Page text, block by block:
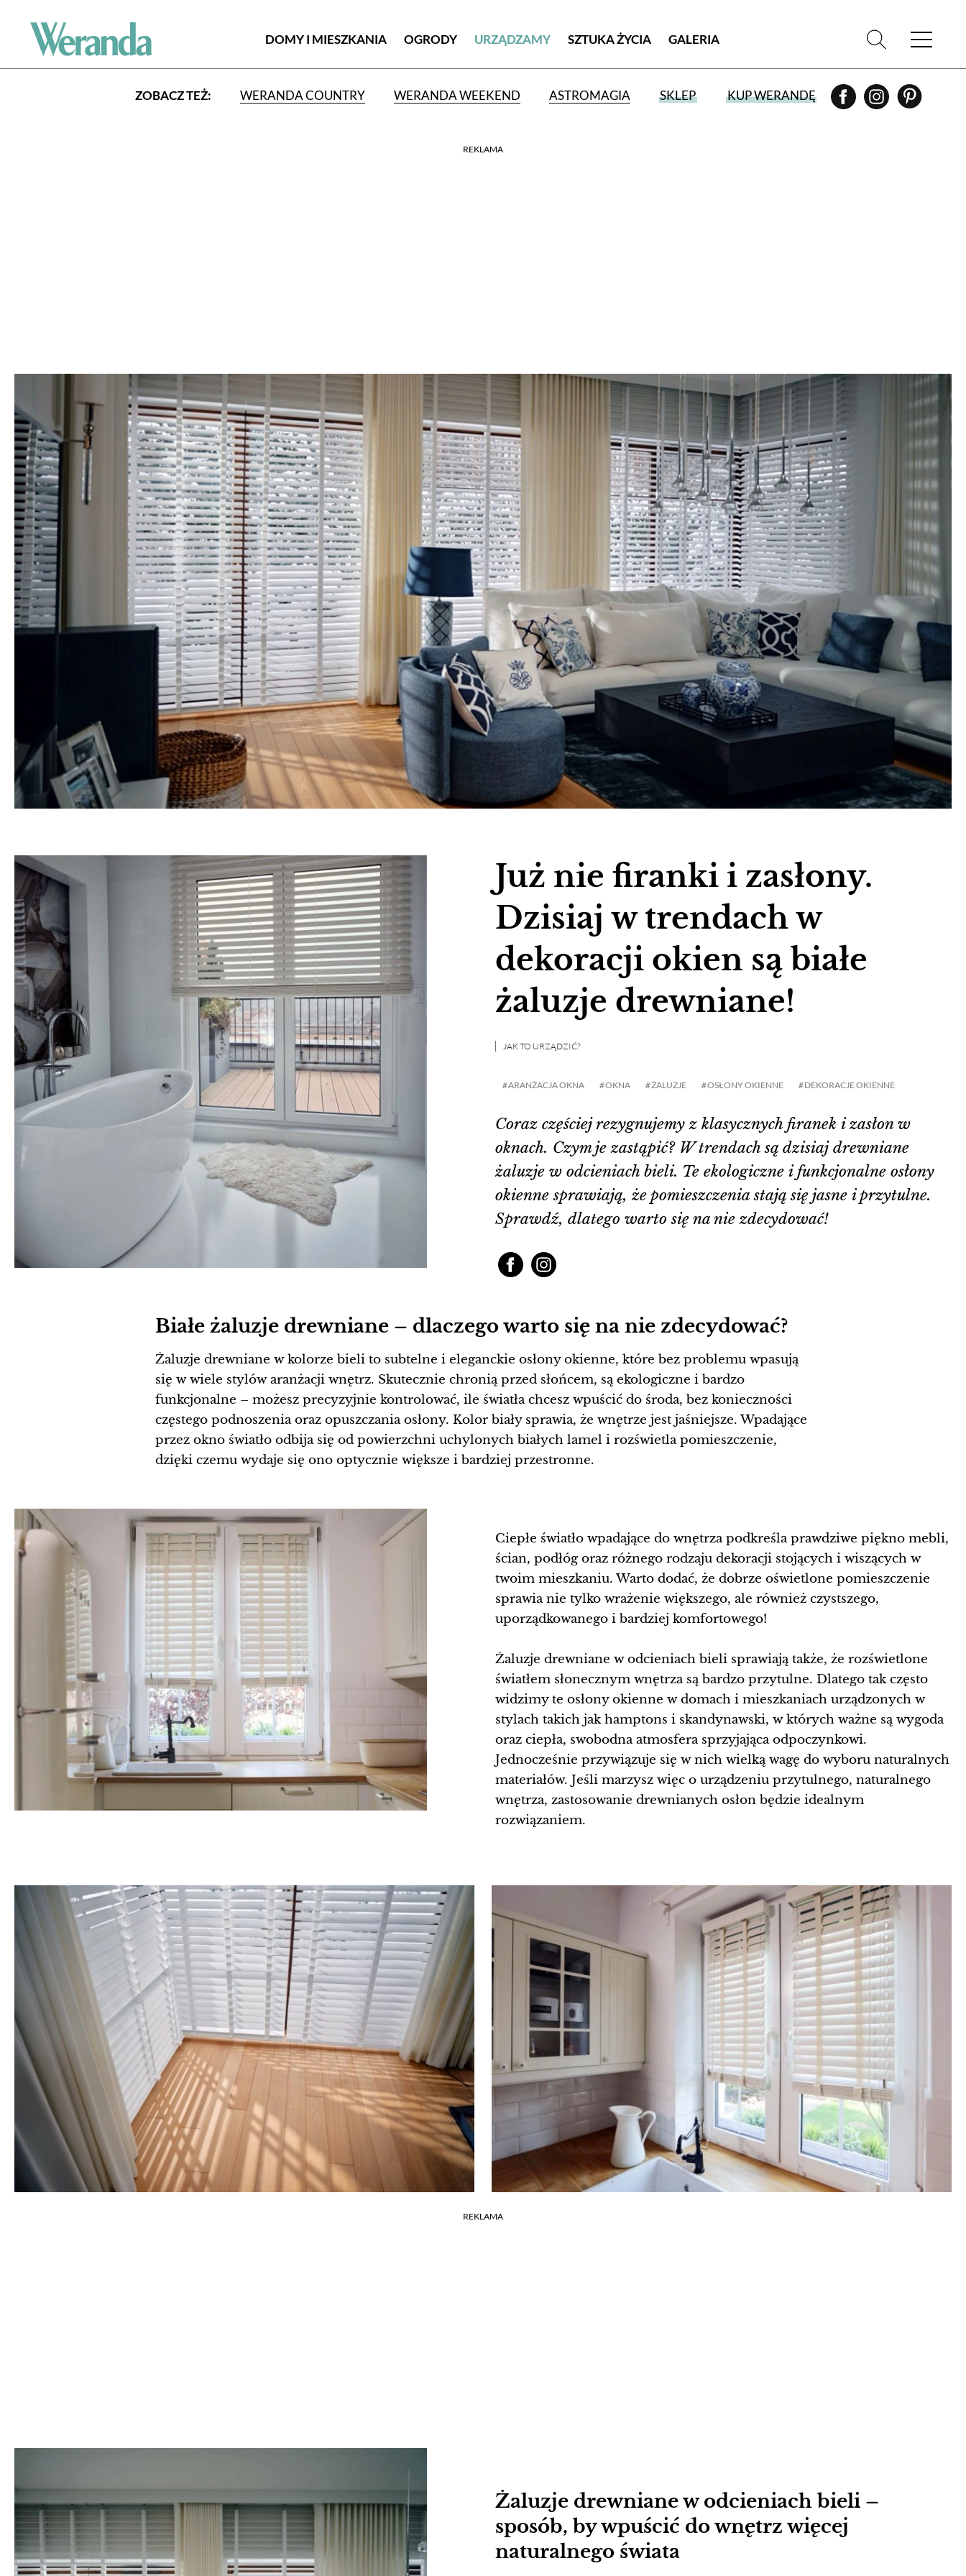
DOMY I MIESZKANIA OGRODY URZĄDZAMY SZTUKA ŻYCIA GALERIA
ZOBACZ TEŻ: WERANDA COUNTRY WERANDA WEEKEND ASTROMAGIA SKLEP KUP WERANDĘ
REKLAMA
Już nie firanki i zasłony.
Dzisiaj w trendach w
dekoracji okien są białe
żaluzje drewniane!
JAK TO URZĄDZIĆ?
ARANŻACJA OKNA OKNA ŻALUZJE OSŁONY OKIENNE DEKORACJE OKIENNE
Coraz częściej rezygnujemy z klasycznych firanek i zasłon w
oknach. Czym je zastąpić? W trendach są dzisiaj drewniane
żaluzje w odcieniach bieli. Te ekologiczne i funkcjonalne osłony
okienne sprawiają, że pomieszczenia stają się jasne i przytulne.
Sprawdź, dlatego warto się na nie zdecydować!
Białe żaluzje drewniane – dlaczego warto się na nie zdecydować?
Żaluzje drewniane w kolorze bieli to subtelne i eleganckie osłony okienne, które bez problemu wpasują
się w wiele stylów aranżacji wnętrz. Skutecznie chronią przed słońcem, są ekologiczne i bardzo
funkcjonalne – możesz precyzyjnie kontrolować, ile światła chcesz wpuścić do środa, bez konieczności
częstego podnoszenia oraz opuszczania osłony. Kolor biały sprawia, że wnętrze jest jaśniejsze. Wpadające
przez okno światło odbija się od powierzchni uchylonych białych lamel i rozświetla pomieszczenie,
dzięki czemu wydaje się ono optycznie większe i bardziej przestronne.
Ciepłe światło wpadające do wnętrza podkreśla prawdziwe piękno mebli,
ścian, podłóg oraz różnego rodzaju dekoracji stojących i wiszących w
twoim mieszkaniu. Warto dodać, że dobrze oświetlone pomieszczenie
sprawia nie tylko wrażenie większego, ale również czystszego,
uporządkowanego i bardziej komfortowego!
Żaluzje drewniane w odcieniach bieli sprawiają także, że rozświetlone
światłem słonecznym wnętrza są bardzo przytulne. Dlatego tak często
widzimy te osłony okienne w domach i mieszkaniach urządzonych w
stylach takich jak hamptons i skandynawski, w których ważne są wygoda
oraz ciepła, swobodna atmosfera sprzyjająca odpoczynkowi.
Jednocześnie przywiązuje się w nich wielką wagę do wyboru naturalnych
materiałów. Jeśli marzysz więc o urządzeniu przytulnego, naturalnego
wnętrza, zastosowanie drewnianych osłon będzie idealnym
rozwiązaniem.
REKLAMA
Żaluzje drewniane w odcieniach bieli –
sposób, by wpuścić do wnętrz więcej
naturalnego świata